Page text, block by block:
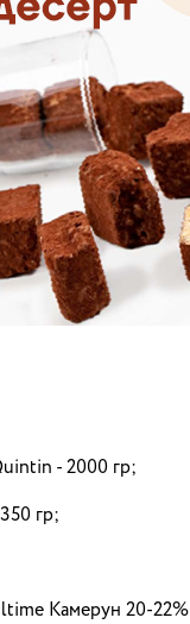
- 2000 гр;
гр;
Камерун 20-22%